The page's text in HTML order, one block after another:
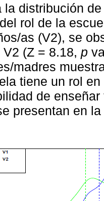
la distribución
rol de la
as (V2), se
(Z = 8.18, p
madres
tiene un rol
de
presentan en la